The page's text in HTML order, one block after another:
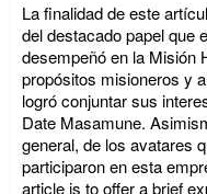
La finalidad de este
del destacado papel que
desempeñó en la Misión
propósitos misioneros y
logró conjuntar sus
Date Masamune.
general, de los avatares
participaron en esta
article is to offer a brief